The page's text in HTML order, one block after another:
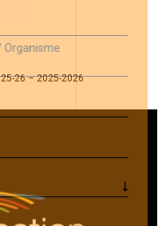
26 – 2025-2026
Organisme